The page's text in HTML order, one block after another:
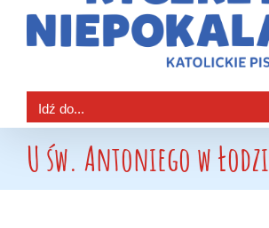
Idź do...
U św. Antoniego w Łodzi